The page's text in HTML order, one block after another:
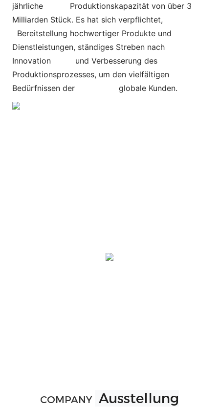
jährliche
Produktionskapazität von über 3
Milliarden Stück. Es hat sich verpflichtet,
Bereitstellung hochwertiger Produkte und
Dienstleistungen, ständiges Streben nach
Innovation und Verbesserung des
Produktionsprozesses, um den vielfältigen
Bedürfnissen der globale Kunden.
COMPANY Ausstellung